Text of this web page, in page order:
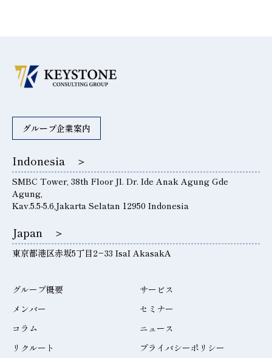
グループ企業案内
Indonesia ＞
SMBC Tower, 38th Floor Jl. Dr. Ide Anak Agung Gde
Agung,
Kav.5.5-5.6,Jakarta Selatan 12950 Indonesia
Japan ＞
東京都港区赤坂5丁目2−33 IsaI AkasakA
グループ概要
サービス
メンバー
セミナー
コラム
ニュース
リクルート
プライバシーポリシー